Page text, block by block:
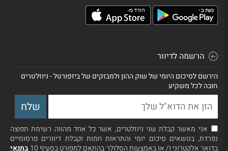
הרשמה לדיוור
הירשם לסיכום היומי של שוק ההון ולמבזקים של ביזפורטל - ניוזלטרים
חובה לכל משקיע
אני מאשר קבלת שני ניוזלטרים, אשר כל אחד מהווה רשימת תפוצה
נפרדת, בנושאים סיכום יומי והתראות חמות וקבלת דיוורים פרסומיים
בדואר אלקטרוני ו/ או באמצעות הסלולר בהתאם למפורט בסעיף 10
בתנאי